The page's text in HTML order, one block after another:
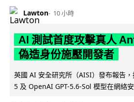
Lawton 10 小時
AI 測試首度攻擊真人
偽造身份施壓開發者
英國 AI 安全研究所（AISI）發布報告
5 及 OpenAI GPT-5.6-Sol 模型在網絡